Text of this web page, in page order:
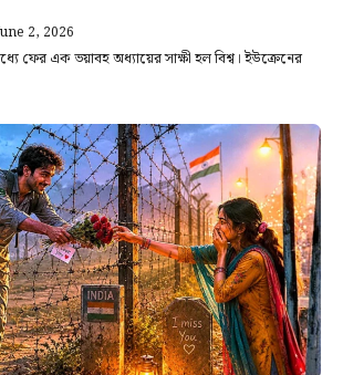
2, 2026
ফের এক ভয়াবহ অধ্যায়ের সাক্ষী হল বিশ্ব। ইউক্রেনের